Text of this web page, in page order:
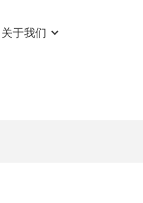
关于我们